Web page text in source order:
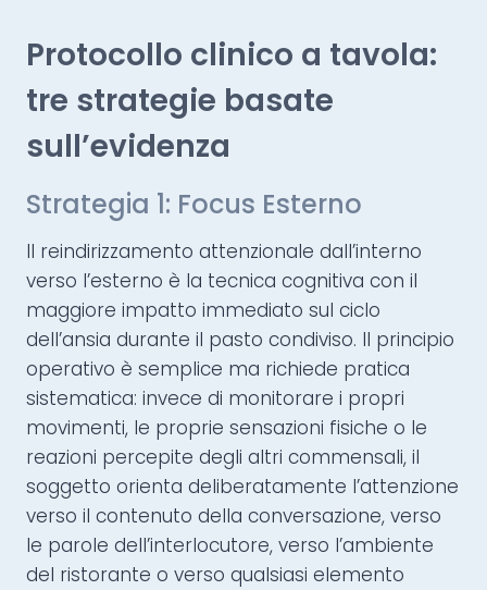
Protocollo clinico a tavola:
tre strategie basate
sull’evidenza
Strategia 1: Focus Esterno
Il reindirizzamento attenzionale dall’interno
verso l’esterno è la tecnica cognitiva con il
maggiore impatto immediato sul ciclo
dell’ansia durante il pasto condiviso. Il principio
operativo è semplice ma richiede pratica
sistematica: invece di monitorare i propri
movimenti, le proprie sensazioni fisiche o le
reazioni percepite degli altri commensali, il
soggetto orienta deliberatamente l’attenzione
verso il contenuto della conversazione, verso
le parole dell’interlocutore, verso l’ambiente
del ristorante o verso qualsiasi elemento